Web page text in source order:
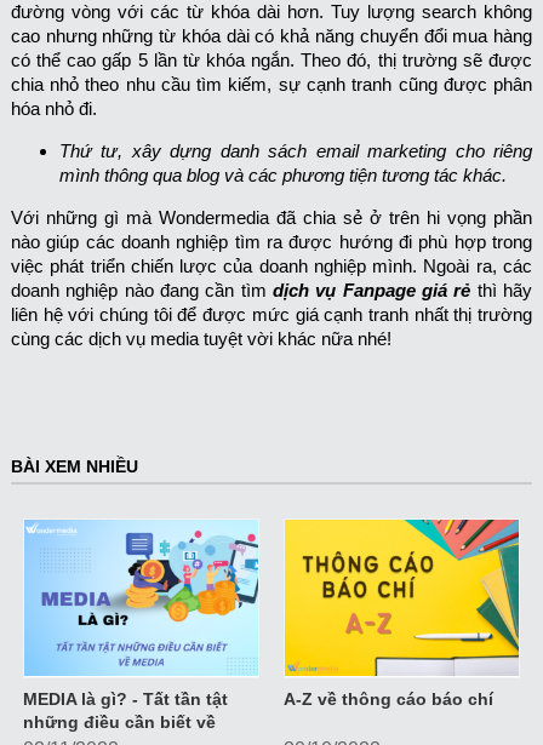
đường vòng với các từ khóa dài hơn. Tuy lượng search không
cao nhưng những từ khóa dài có khả năng chuyển đổi mua hàng
có thể cao gấp 5 lần từ khóa ngắn. Theo đó, thị trường sẽ được
chia nhỏ theo nhu cầu tìm kiếm, sự cạnh tranh cũng được phân
hóa nhỏ đi.
Thứ tư, xây dựng danh sách email marketing cho riêng
mình thông qua blog và các phương tiện tương tác khác.
Với những gì mà Wondermedia đã chia sẻ ở trên hi vọng phần
nào giúp các doanh nghiệp tìm ra được hướng đi phù hợp trong
việc phát triển chiến lược của doanh nghiệp mình. Ngoài ra, các
doanh nghiệp nào đang cần tìm dịch vụ Fanpage giá rẻ thì hãy
liên hệ với chúng tôi để được mức giá cạnh tranh nhất thị trường
cùng các dịch vụ media tuyệt vời khác nữa nhé!
BÀI XEM NHIỀU
MEDIA là gì? - Tất tần tật
những điều cần biết về
A-Z về thông cáo báo chí